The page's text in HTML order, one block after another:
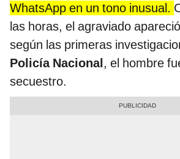
WhatsApp en un tono inusual.
las horas, el agraviado
según las primeras
Policía Nacional, el hombre
secuestro.